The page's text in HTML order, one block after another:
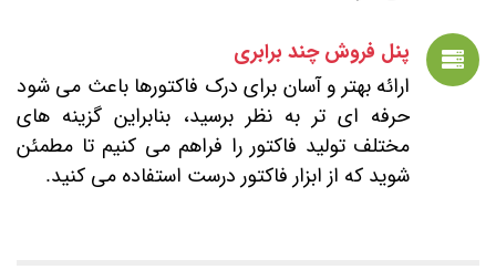
پنل فروش چند برابری
ارائه بهتر و آسان برای درک فاکتورها باعث می شود
حرفه ای تر به نظر برسید، بنابراین گزینه های
مختلف تولید فاکتور را فراهم می کنیم تا مطمئن
شوید که از ابزار فاکتور درست استفاده می کنید.